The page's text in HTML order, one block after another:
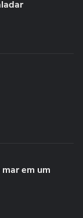
em um